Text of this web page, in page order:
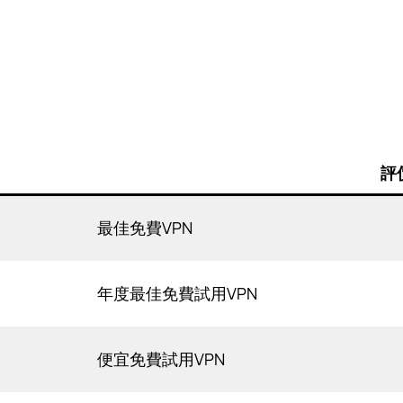
評
最佳免費VPN
年度最佳免費試用VPN
便宜免費試用VPN